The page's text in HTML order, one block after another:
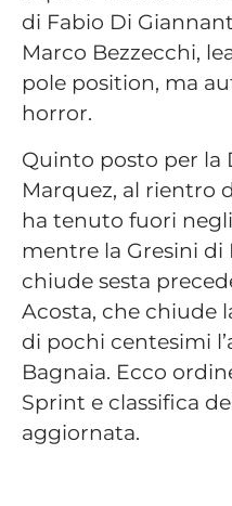
di Fabio Di
Marco Bezzecchi,
pole position, ma
horror.
Quinto posto per la
Marquez, al rientro
ha tenuto fuori
mentre la Gresini
chiude sesta
Acosta, che chiude
di pochi centesimi
Bagnaia. Ecco
Sprint e classifica
aggiornata.